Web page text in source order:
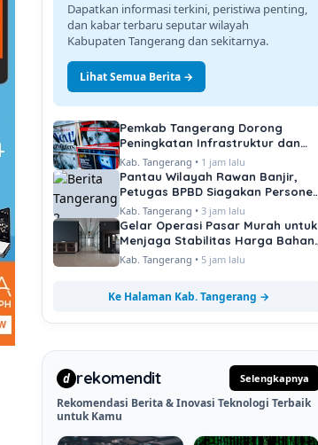
Dapatkan informasi terkini, peristiwa penting,
dan kabar terbaru seputar wilayah
Kabupaten Tangerang dan sekitarnya.
Lihat Semua Berita →
Pemkab Tangerang Dorong
Peningkatan Infrastruktur dan
Pelayanan Publik
Kab. Tangerang • 1 jam lalu
Pantau Wilayah Rawan Banjir,
Petugas BPBD Siagakan Personel
di Titik Kritis
Kab. Tangerang •3 jam lalu
Gelar Operasi Pasar Murah untuk
Menjaga Stabilitas Harga Bahan
Pokok
Kab. Tangerang • 5 jam lalu
Ke Halaman Kab. Tangerang →
d rekomendit Selengkapnya
Rekomendasi Berita & Inovasi Teknologi Terbaik
untuk Kamu